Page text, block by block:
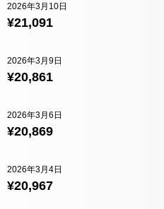
¥21,091
2026年3月10日
¥20,861
2026年3月9日
¥20,869
2026年3月6日
¥20,967
2026年3月4日